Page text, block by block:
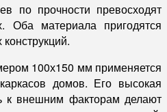
по прочности превосходят
Оба материала пригодятся
100х150 мм применяется
домов. Его высокая
к внешним факторам делают